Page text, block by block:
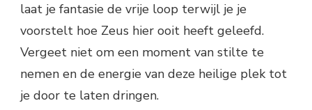
laat je fantasie de vrije loop terwijl je je
voorstelt hoe Zeus hier ooit heeft geleefd.
Vergeet niet om een moment van stilte te
nemen en de energie van deze heilige plek tot
je door te laten dringen.